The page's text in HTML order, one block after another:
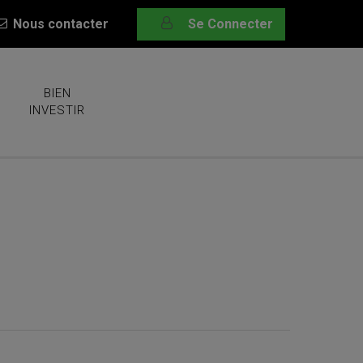
Nous contacter Se Connecter
BIEN
INVESTIR